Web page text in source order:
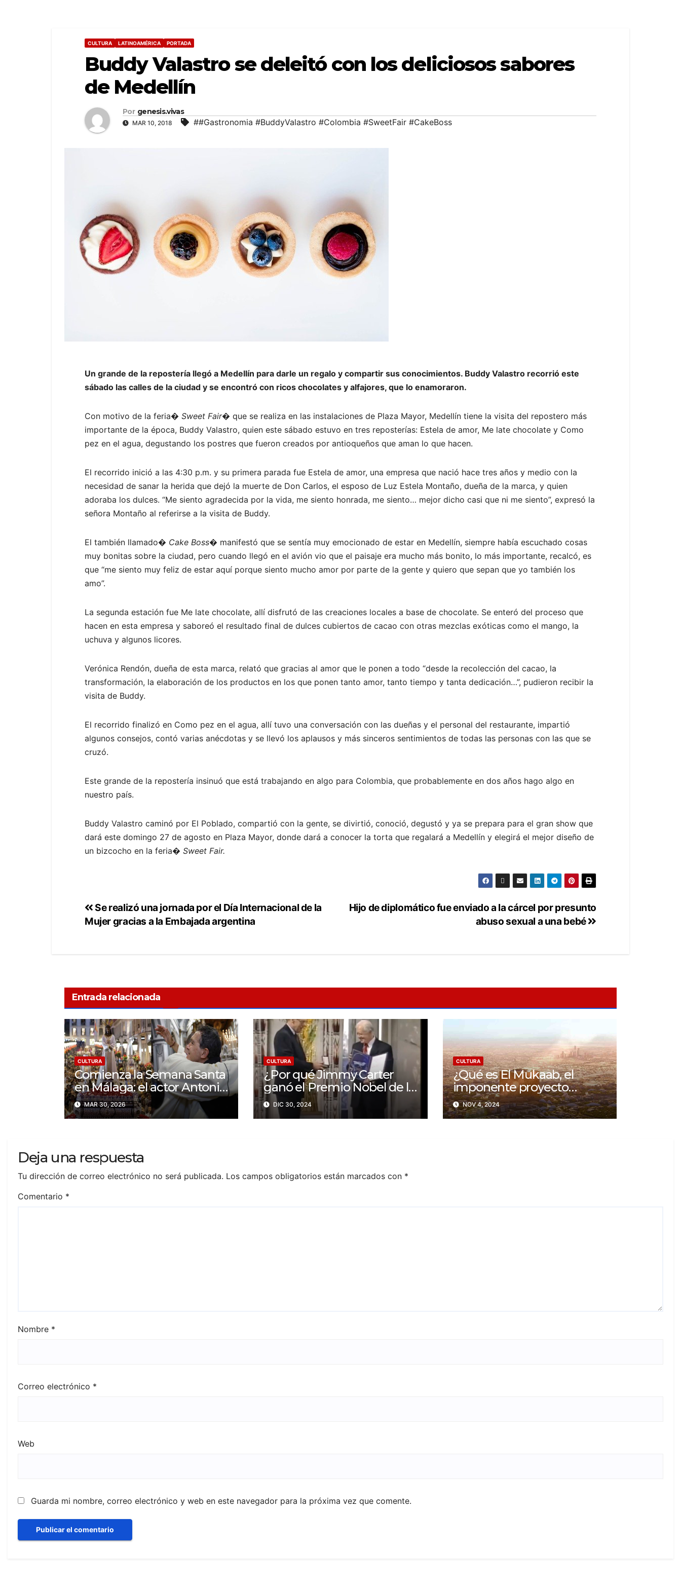
CULTURA LATINOAMÉRICA PORTADA
Buddy Valastro se deleitó con los deliciosos sabores
de Medellín
Por genesis.vivas
MAR 10, 2018 ##Gastronomia #BuddyValastro #Colombia #SweetFair #CakeBoss
Un grande de la repostería llegó a Medellín para darle un regalo y compartir sus conocimientos. Buddy Valastro recorrió este
sábado las calles de la ciudad y se encontró con ricos chocolates y alfajores, que lo enamoraron.
Con motivo de la feria� Sweet Fair� que se realiza en las instalaciones de Plaza Mayor, Medellín tiene la visita del repostero más
importante de la época, Buddy Valastro, quien este sábado estuvo en tres reposterías: Estela de amor, Me late chocolate y Como
pez en el agua, degustando los postres que fueron creados por antioqueños que aman lo que hacen.
El recorrido inició a las 4:30 p.m. y su primera parada fue Estela de amor, una empresa que nació hace tres años y medio con la
necesidad de sanar la herida que dejó la muerte de Don Carlos, el esposo de Luz Estela Montaño, dueña de la marca, y quien
adoraba los dulces. “Me siento agradecida por la vida, me siento honrada, me siento… mejor dicho casi que ni me siento”, expresó la
señora Montaño al referirse a la visita de Buddy.
El también llamado� Cake Boss� manifestó que se sentía muy emocionado de estar en Medellín, siempre había escuchado cosas
muy bonitas sobre la ciudad, pero cuando llegó en el avión vio que el paisaje era mucho más bonito, lo más importante, recalcó, es
que “me siento muy feliz de estar aquí porque siento mucho amor por parte de la gente y quiero que sepan que yo también los
amo”.
La segunda estación fue Me late chocolate, allí disfrutó de las creaciones locales a base de chocolate. Se enteró del proceso que
hacen en esta empresa y saboreó el resultado final de dulces cubiertos de cacao con otras mezclas exóticas como el mango, la
uchuva y algunos licores.
Verónica Rendón, dueña de esta marca, relató que gracias al amor que le ponen a todo “desde la recolección del cacao, la
transformación, la elaboración de los productos en los que ponen tanto amor, tanto tiempo y tanta dedicación…”, pudieron recibir la
visita de Buddy.
El recorrido finalizó en Como pez en el agua, allí tuvo una conversación con las dueñas y el personal del restaurante, impartió
algunos consejos, contó varias anécdotas y se llevó los aplausos y más sinceros sentimientos de todas las personas con las que se
cruzó.
Este grande de la repostería insinuó que está trabajando en algo para Colombia, que probablemente en dos años hago algo en
nuestro país.
Buddy Valastro caminó por El Poblado, compartió con la gente, se divirtió, conoció, degustó y ya se prepara para el gran show que
dará este domingo 27 de agosto en Plaza Mayor, donde dará a conocer la torta que regalará a Medellín y elegirá el mejor diseño de
un bizcocho en la feria� Sweet Fair.
Hijo de diplomático fue enviado a la cárcel por presunto
abuso sexual a una bebé
Se realizó una jornada por el Día Internacional de la
Mujer gracias a la Embajada argentina
Entrada relacionada
CULTURA
Comienza la Semana Santa
en Málaga: el actor Antonio
Banderas se une a la
celebración
MAR 30, 2026
CULTURA
¿Por qué Jimmy Carter
ganó el Premio Nobel de la
Paz?
DIC 30, 2024
CULTURA
¿Qué es El Mukaab, el
imponente proyecto
arquitectónico en Arabia
Saudí?
NOV 4, 2024
Deja una respuesta
Tu dirección de correo electrónico no será publicada. Los campos obligatorios están marcados con *
Comentario *
Nombre *
Correo electrónico *
Web
Guarda mi nombre, correo electrónico y web en este navegador para la próxima vez que comente.